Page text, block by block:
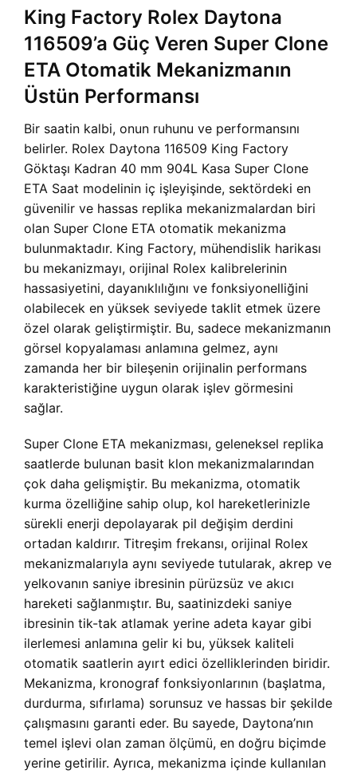
King Factory Rolex Daytona
116509’a Güç Veren Super Clone
ETA Otomatik Mekanizmanın
Üstün Performansı
Bir saatin kalbi, onun ruhunu ve performansını
belirler. Rolex Daytona 116509 King Factory
Göktaşı Kadran 40 mm 904L Kasa Super Clone
ETA Saat modelinin iç işleyişinde, sektördeki en
güvenilir ve hassas replika mekanizmalardan biri
olan Super Clone ETA otomatik mekanizma
bulunmaktadır. King Factory, mühendislik harikası
bu mekanizmayı, orijinal Rolex kalibrelerinin
hassasiyetini, dayanıklılığını ve fonksiyonelliğini
olabilecek en yüksek seviyede taklit etmek üzere
özel olarak geliştirmiştir. Bu, sadece mekanizmanın
görsel kopyalaması anlamına gelmez, aynı
zamanda her bir bileşenin orijinalin performans
karakteristiğine uygun olarak işlev görmesini
sağlar.
Super Clone ETA mekanizması, geleneksel replika
saatlerde bulunan basit klon mekanizmalarından
çok daha gelişmiştir. Bu mekanizma, otomatik
kurma özelliğine sahip olup, kol hareketlerinizle
sürekli enerji depolayarak pil değişim derdini
ortadan kaldırır. Titreşim frekansı, orijinal Rolex
mekanizmalarıyla aynı seviyede tutularak, akrep ve
yelkovanın saniye ibresinin pürüzsüz ve akıcı
hareketi sağlanmıştır. Bu, saatinizdeki saniye
ibresinin tik-tak atlamak yerine adeta kayar gibi
ilerlemesi anlamına gelir ki bu, yüksek kaliteli
otomatik saatlerin ayırt edici özelliklerinden biridir.
Mekanizma, kronograf fonksiyonlarının (başlatma,
durdurma, sıfırlama) sorunsuz ve hassas bir şekilde
çalışmasını garanti eder. Bu sayede, Daytona’nın
temel işlevi olan zaman ölçümü, en doğru biçimde
yerine getirilir. Ayrıca, mekanizma içinde kullanılan